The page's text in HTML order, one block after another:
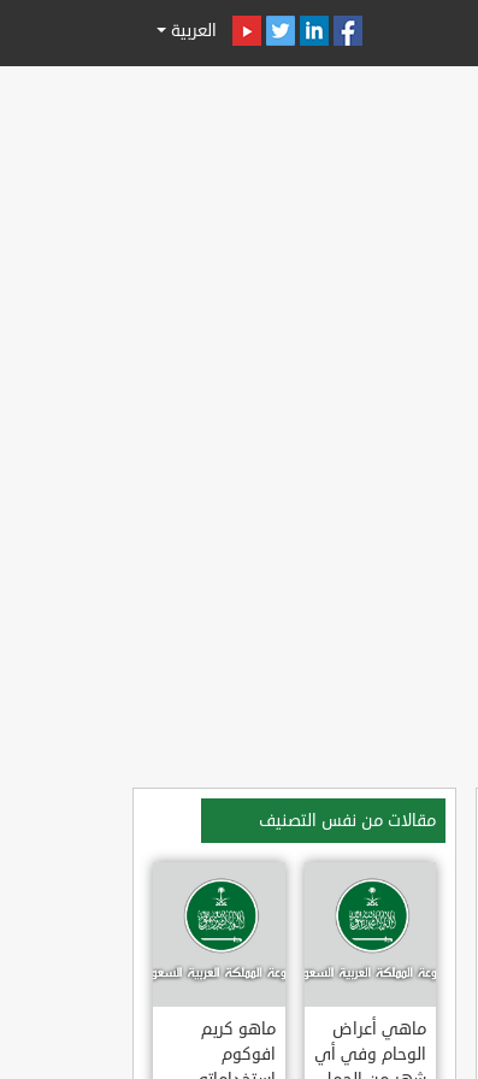
العربية
مقالات من نفس التصنيف
ماهي أعراض
الوحام وفي أي
ماهو كريم
افوكوم